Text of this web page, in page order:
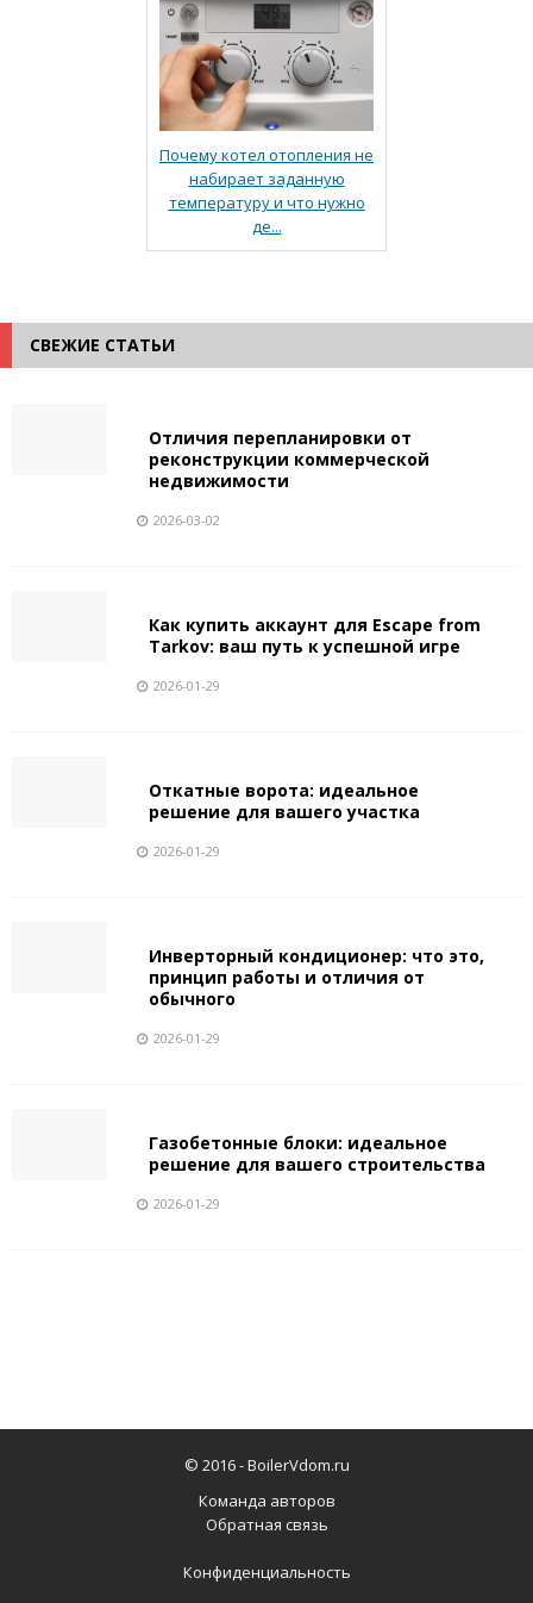
Почему котел отопления не
набирает заданную
температуру и что нужно
де...
СВЕЖИЕ СТАТЬИ
Отличия перепланировки от
реконструкции коммерческой
недвижимости
2026-03-02
Как купить аккаунт для Escape from
Tarkov: ваш путь к успешной игре
2026-01-29
Откатные ворота: идеальное
решение для вашего участка
2026-01-29
Инверторный кондиционер: что это,
принцип работы и отличия от
обычного
2026-01-29
Газобетонные блоки: идеальное
решение для вашего строительства
2026-01-29
© 2016 -BoilerVdom.ru
Команда авторов
Обратная связь
Конфиденциальность